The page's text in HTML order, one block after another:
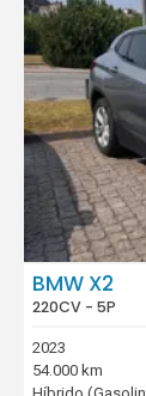
BMW X2
220CV - 5P
2023
54.000 km